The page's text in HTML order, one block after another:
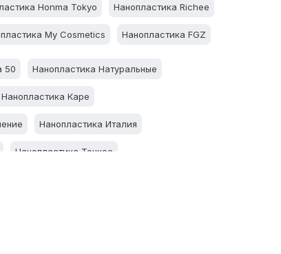
Honma Tokyo Нанопластика Richee
My Cosmetics Нанопластика FGZ
50 Нанопластика Натуральные
Нанопластика Каре
Нанопластика Италия
Нанопластика Тонкое